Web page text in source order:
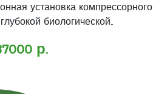
установка компрессорного
биологической..
р.